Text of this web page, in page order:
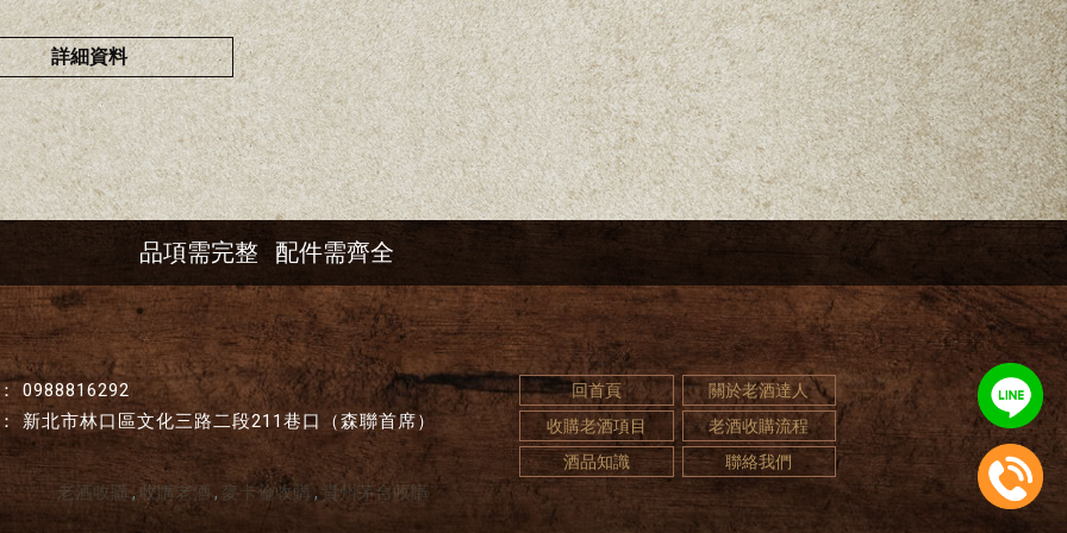
詳細資料
品項需完整 配件需齊全
0988816292
新北市林口區文化三路二段211巷口（森聯首席）
回首頁
關於老酒達人
收購老酒項目
老酒收購流程
酒品知識
聯絡我們
老酒收購 收購老酒 麥卡倫收購 貴州茅台收購